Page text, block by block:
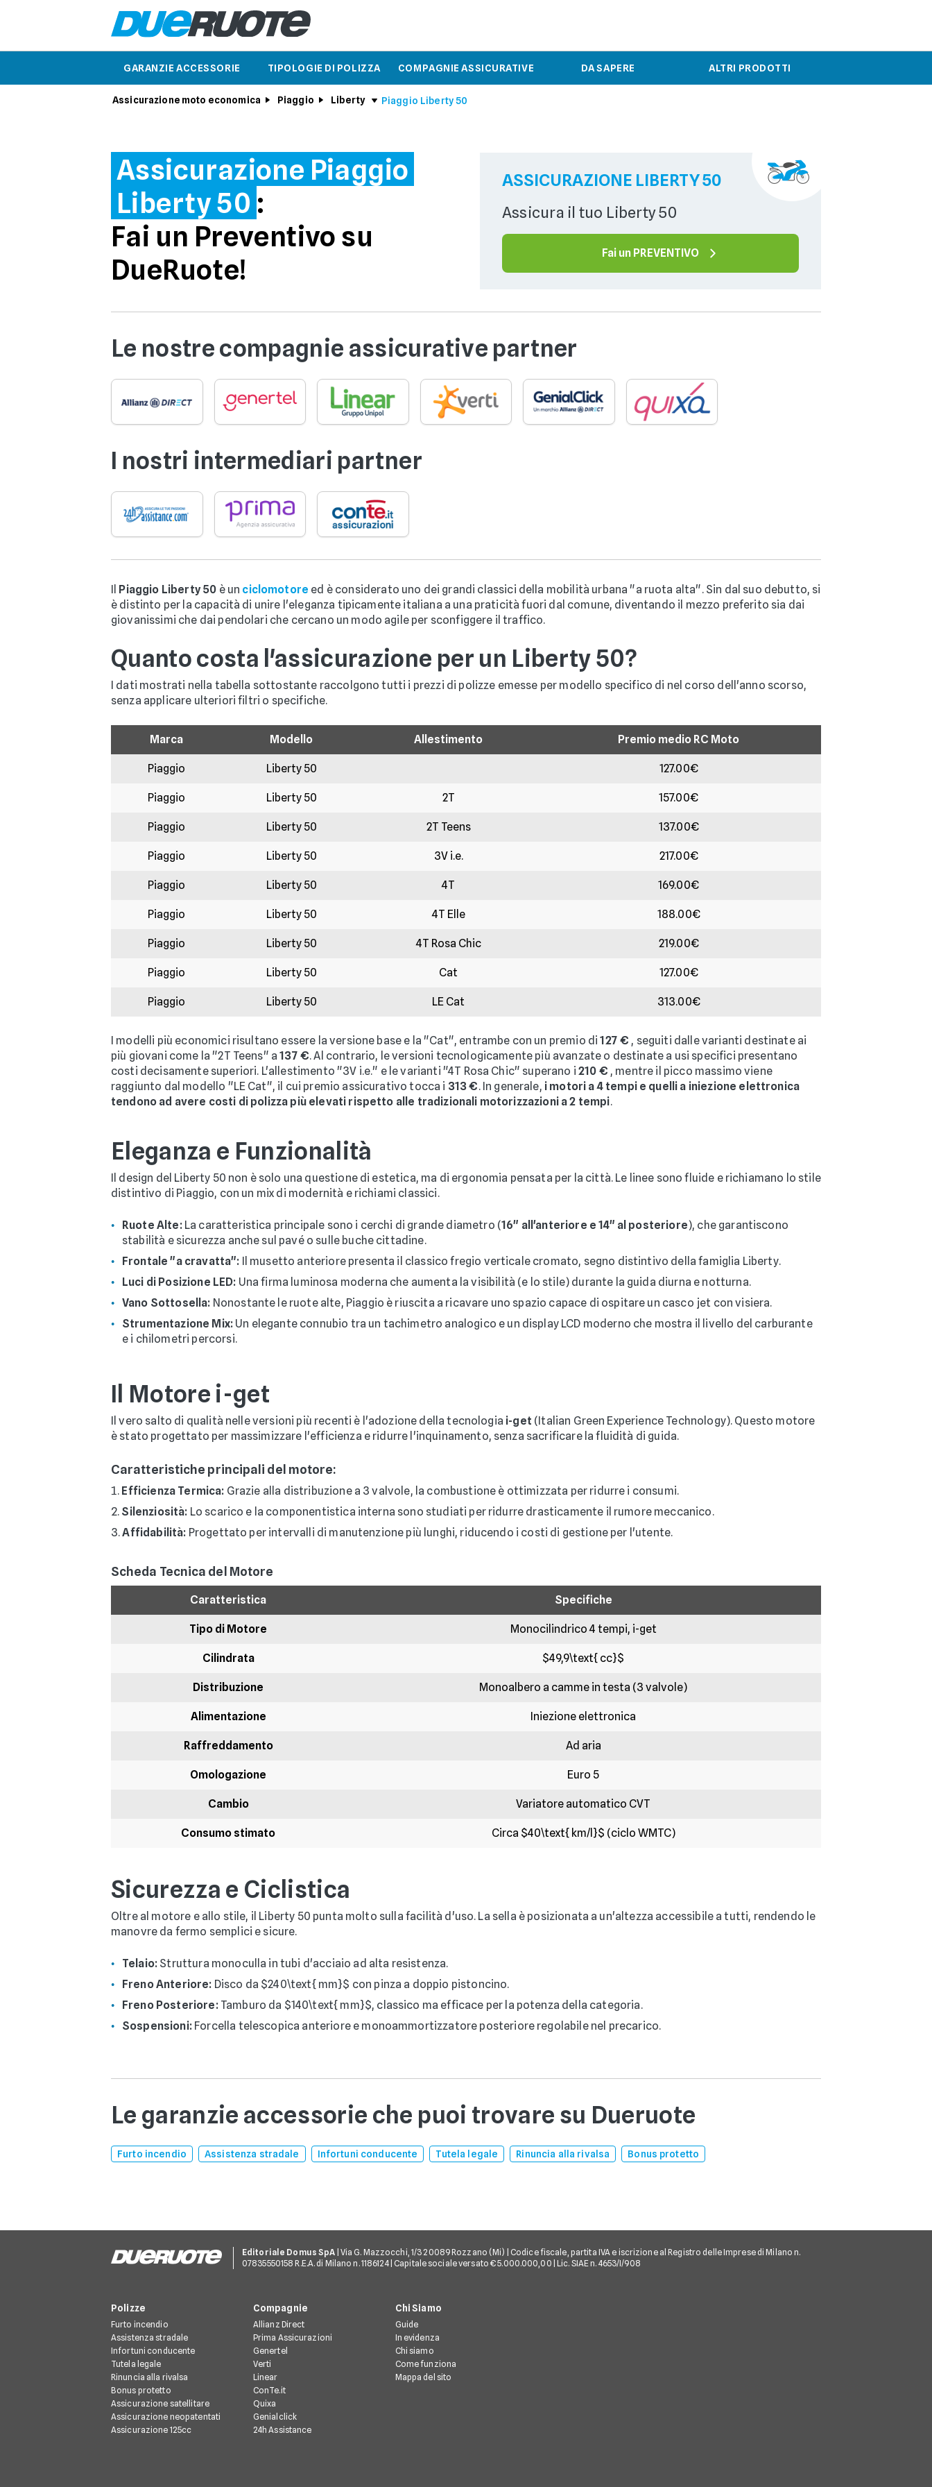
GARANZIE ACCESSORIE TIPOLOGIE DI POLIZZA COMPAGNIE ASSICURATIVE DA SAPERE ALTRI PRODOTTI
Assicurazione moto economica Piaggio Liberty Piaggio Liberty 50
Assicurazione Piaggio
Liberty 50 :
Fai un Preventivo su
DueRuote!
ASSICURAZIONE LIBERTY 50
Assicura il tuo Liberty 50
Fai un PREVENTIVO
Le nostre compagnie assicurative partner
I nostri intermediari partner
Il Piaggio Liberty 50 è un ciclomotore ed è considerato uno dei grandi classici della mobilità urbana "a ruota alta". Sin dal suo debutto, si
è distinto per la capacità di unire l'eleganza tipicamente italiana a una praticità fuori dal comune, diventando il mezzo preferito sia dai
giovanissimi che dai pendolari che cercano un modo agile per sconfiggere il traffico.
Quanto costa l'assicurazione per un Liberty 50?
I dati mostrati nella tabella sottostante raccolgono tutti i prezzi di polizze emesse per modello specifico di nel corso dell'anno scorso,
senza applicare ulteriori filtri o specifiche.
Marca Modello Allestimento Premio medio RC Moto
Piaggio Liberty 50 127.00€
Piaggio Liberty 50 2T 157.00€
Piaggio Liberty 50 2T Teens 137.00€
Piaggio Liberty 50 3V i.e. 217.00€
Piaggio Liberty 50 4T 169.00€
Piaggio Liberty 50 4T Elle 188.00€
Piaggio Liberty 50 4T Rosa Chic 219.00€
Piaggio Liberty 50 Cat 127.00€
Piaggio Liberty 50 LE Cat 313.00€
I modelli più economici risultano essere la versione base e la "Cat", entrambe con un premio di127 € , seguiti dalle varianti destinate ai
più giovani come la "2T Teens" a137 €. Al contrario, le versioni tecnologicamente più avanzate o destinate a usi specifici presentano
costi decisamente superiori. L'allestimento "3V i.e." e le varianti "4T Rosa Chic" superano i210 € , mentre il picco massimo viene
raggiunto dal modello "LE Cat", il cui premio assicurativo tocca i 313 €. In generale, i motori a 4 tempi e quelli a iniezione elettronica
tendono ad avere costi di polizza più elevati rispetto alle tradizionali motorizzazioni a 2 tempi.
Eleganza e Funzionalità
Il design del Liberty 50 non è solo una questione di estetica, ma di ergonomia pensata per la città. Le linee sono fluide e richiamano lo stile
distintivo di Piaggio, con un mix di modernità e richiami classici.
Ruote Alte:La caratteristica principale sono i cerchi di grande diametro (16" all'anteriore e 14" al posteriore), che garantiscono
stabilità e sicurezza anche sul pavé o sulle buche cittadine.
Frontale "a cravatta": Il musetto anteriore presenta il classico fregio verticale cromato, segno distintivo della famiglia Liberty.
Luci di Posizione LED: Una firma luminosa moderna che aumenta la visibilità (e lo stile) durante la guida diurna e notturna.
Vano Sottosella: Nonostante le ruote alte, Piaggio è riuscita a ricavare uno spazio capace di ospitare un casco jet con visiera.
Strumentazione Mix: Un elegante connubio tra un tachimetro analogico e un display LCD moderno che mostra il livello del carburante
e i chilometri percorsi.
Il Motore i-get
Il vero salto di qualità nelle versioni più recenti è l'adozione della tecnologia i-get (Italian Green Experience Technology). Questo motore
è stato progettato per massimizzare l'efficienza e ridurre l'inquinamento, senza sacrificare la fluidità di guida.
Caratteristiche principali del motore:
Efficienza Termica: Grazie alla distribuzione a 3 valvole, la combustione è ottimizzata per ridurre i consumi.
Silenziosità: Lo scarico e la componentistica interna sono studiati per ridurre drasticamente il rumore meccanico.
Affidabilità: Progettato per intervalli di manutenzione più lunghi, riducendo i costi di gestione per l'utente.
Scheda Tecnica del Motore
Caratteristica Specifiche
Tipo di Motore Monocilindrico 4 tempi, i-get
Cilindrata $49,9\text{ cc}$
Distribuzione Monoalbero a camme in testa (3 valvole)
Alimentazione Iniezione elettronica
Raffreddamento Ad aria
Omologazione Euro 5
Cambio Variatore automatico CVT
Consumo stimato Circa $40\text{ km/l}$ (ciclo WMTC)
Sicurezza e Ciclistica
Oltre al motore e allo stile, il Liberty 50 punta molto sulla facilità d'uso. La sella è posizionata a un'altezza accessibile a tutti, rendendo le
manovre da fermo semplici e sicure.
Telaio: Struttura monoculla in tubi d'acciaio ad alta resistenza.
Freno Anteriore: Disco da $240\text{ mm}$ con pinza a doppio pistoncino.
Freno Posteriore:Tamburo da $140\text{ mm}$, classico ma efficace per la potenza della categoria.
Sospensioni:Forcella telescopica anteriore e monoammortizzatore posteriore regolabile nel precarico.
Le garanzie accessorie che puoi trovare su Dueruote
Furto incendio Assistenza stradale Infortuni conducente Tutela legale Rinuncia alla rivalsa Bonus protetto
Editoriale Domus SpA | Via G. Mazzocchi, 1/3 20089 Rozzano (Mi) | Codice fiscale, partita IVA e iscrizione al Registro delle Imprese di Milano n.
07835550158 R.E.A. di Milano n. 1186124 | Capitale sociale versato € 5.000.000,00 | Lic. SIAE n. 4653/I/908
Polizze
Furto incendio
Assistenza stradale
Infortuni conducente
Tutela legale
Rinuncia alla rivalsa
Bonus protetto
Assicurazione satellitare
Assicurazione neopatentati
Assicurazione 125cc
Compagnie
Allianz Direct
Prima Assicurazioni
Genertel
Verti
Linear
ConTe.it
Quixa
Genialclick
24h Assistance
Chi Siamo
Guide
In evidenza
Chi siamo
Come funziona
Mappa del sito